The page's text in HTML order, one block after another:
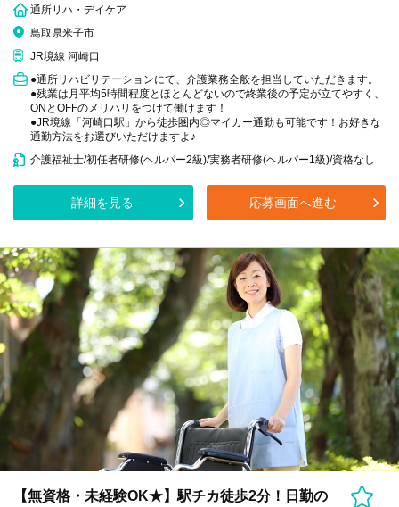
通所リハ・デイケア
鳥取県米子市
JR境線 河崎口
●通所リハビリテーションにて、介護業務全般を担当していただきます。
●残業は月平均5時間程度とほとんどないので終業後の予定が立てやすく、
ONとOFFのメリハリをつけて働けます！
●JR境線「河崎口駅」から徒歩圏内◎マイカー通勤も可能です！お好きな
通勤方法をお選びいただけますよ♪
介護福祉士/初任者研修(ヘルパー2級)/実務者研修(ヘルパー1級)/資格なし
詳細を見る 応募画面へ進む
【無資格・未経験OK★】駅チカ徒歩2分！日勤の